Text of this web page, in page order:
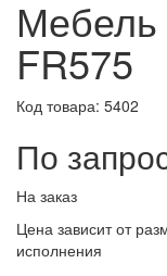
Мебель
FR575
Код товара: 5402
По
На заказ
Цена зависит от
исполнения